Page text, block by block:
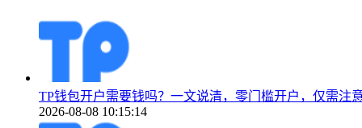
TP钱包开户需要钱吗？一文说清，零门槛开户，仅需注
2026-08-08 10:15:14